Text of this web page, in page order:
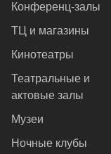
Конференц-залы
ТЦ и магазины
Кинотеатры
Театральные и
актовые залы
Музеи
Ночные клубы